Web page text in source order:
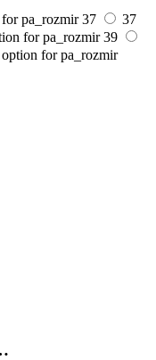
pa_rozmir 37
37
for pa_rozmir 39
for pa_rozmir